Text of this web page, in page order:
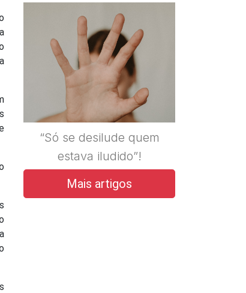
“Só se desilude quem
estava iludido”!
Mais artigos